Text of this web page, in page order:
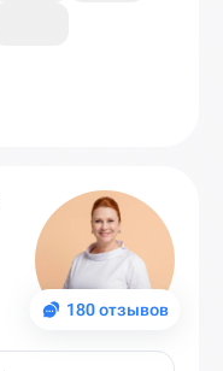
180 отзывов